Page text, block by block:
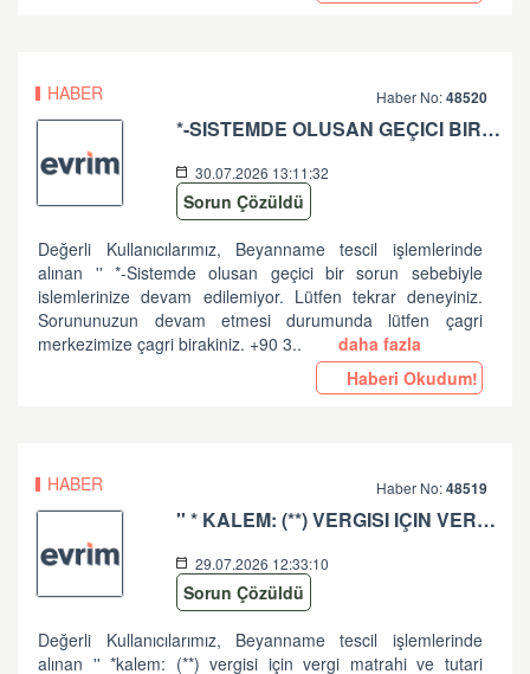
HABER Haber No:48520
*-SISTEMDE OLUSAN GEÇICI BIR SORUN SEBEBIYLE ISLEMLERINIZE DEVAM EDILEMIYOR. LÜTFEN TEKRAR DENEYINIZ. SORUNUNUZUN DEVAM ETMESI DURUMUNDA LÜTFEN ÇAGRI MERKEZIMIZE ÇAGRI BIRAKINIZ. +90 312 444 84 82 '' HATASI HK
30.07.2026 13:11:32
Sorun Çözüldü
Değerli Kullanıcılarımız, Beyanname tescil işlemlerinde
alınan '' *-Sistemde olusan geçici bir sorun sebebiyle
islemlerinize devam edilemiyor. Lütfen tekrar deneyiniz.
Sorununuzun devam etmesi durumunda lütfen çagri
merkezimize çagri birakiniz. +90 3..
daha fazla
Haberi Okudum!
HABER Haber No:48519
'' * KALEM: (**) VERGISI IÇIN VERGI MATRAHI VE TUTARI ARASINDA UYUMSUZLUK VAR '' HATASI HK
29.07.2026 12:33:10
Sorun Çözüldü
Değerli Kullanıcılarımız, Beyanname tescil işlemlerinde
alınan '' *kalem: (**) vergisi için vergi matrahi ve tutari